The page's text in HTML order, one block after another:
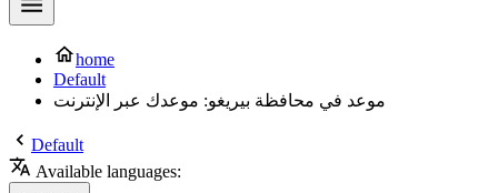
home
Default
موعد في محافظة بيريغو: موعدك عبر الإنترنت
Default
Available languages: